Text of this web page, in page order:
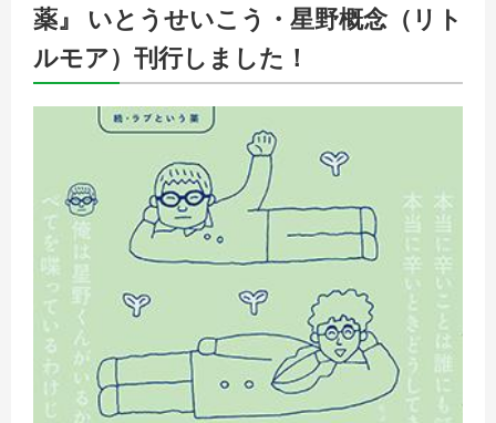
薬』 いとうせいこう・星野概念（リト
ルモア）刊行しました！